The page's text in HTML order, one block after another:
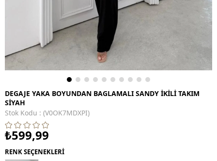
DEGAJE YAKA BOYUNDAN BAGLAMALI SANDY İKİLİ TAKIM
SİYAH
Stok Kodu
(V0OK7MDXPI)
₺599,99
RENK SEÇENEKLERİ